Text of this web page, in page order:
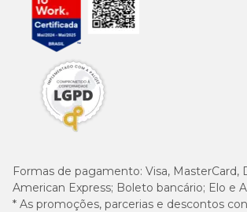
Formas de pagamento: Visa, MasterCard,
American Express; Boleto bancário; Elo e
* As promoções, parcerias e descontos